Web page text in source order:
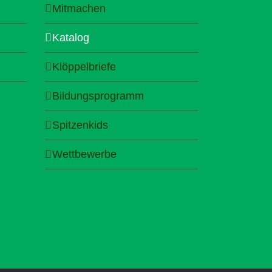
Mitmachen
Katalog
Klöppelbriefe
Bildungsprogramm
Spitzenkids
Wettbewerbe